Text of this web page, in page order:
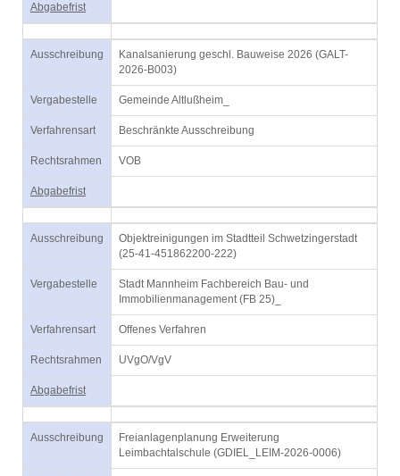
Abgabefrist
Ausschreibung
Kanalsanierung geschl. Bauweise 2026 (GALT-
2026-B003)
Vergabestelle Gemeinde Altlußheim_
Verfahrensart Beschränkte Ausschreibung
Rechtsrahmen VOB
Abgabefrist
Ausschreibung
Objektreinigungen im Stadtteil Schwetzingerstadt
(25-41-451862200-222)
Vergabestelle
Stadt Mannheim Fachbereich Bau- und
Immobilienmanagement (FB 25)_
Verfahrensart Offenes Verfahren
Rechtsrahmen UVgO/VgV
Abgabefrist
Ausschreibung
Freianlagenplanung Erweiterung
Leimbachtalschule (GDIEL_LEIM-2026-0006)